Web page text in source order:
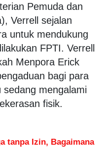
Pemuda dan
Verrell sejalan
untuk mendukung
FPTI. Verrell
Menpora Erick
bagi para
sedang mengalami
fisik.
tanpa Izin, Bagaimana